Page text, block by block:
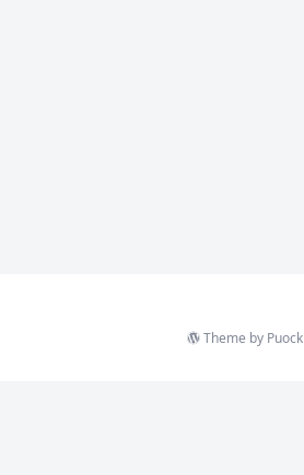
Theme by Puock